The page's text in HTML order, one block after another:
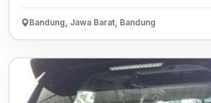
Bandung, Jawa Barat, Bandung